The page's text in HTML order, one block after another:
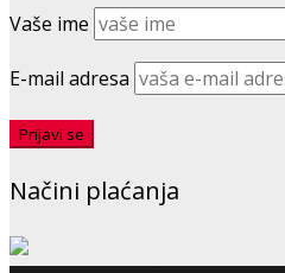
Vaše ime
E-mail adresa
Načini plaćanja